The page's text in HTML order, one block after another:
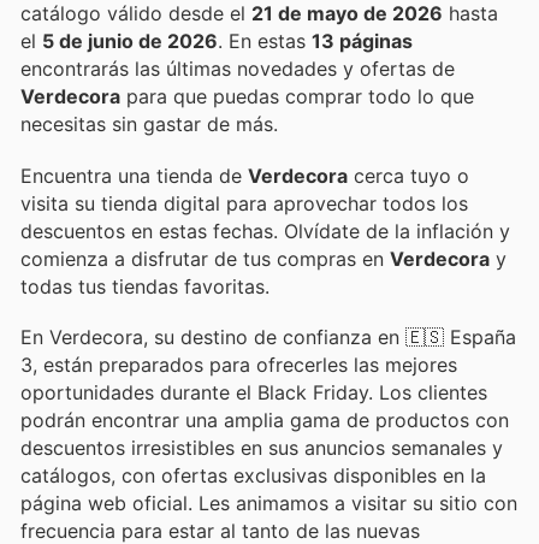
catálogo válido desde el 21 de mayo de 2026 hasta
el 5 de junio de 2026 . En estas 13 páginas
encontrarás las últimas novedades y ofertas de
Verdecora para que puedas comprar todo lo que
necesitas sin gastar de más.
Encuentra una tienda de Verdecora cerca tuyo o
visita su tienda digital para aprovechar todos los
descuentos en estas fechas. Olvídate de la inflación y
comienza a disfrutar de tus compras en Verdecora y
todas tus tiendas favoritas.
En Verdecora, su destino de confianza en 🇪🇸 España
3, están preparados para ofrecerles las mejores
oportunidades durante el Black Friday. Los clientes
podrán encontrar una amplia gama de productos con
descuentos irresistibles en sus anuncios semanales y
catálogos, con ofertas exclusivas disponibles en la
página web oficial. Les animamos a visitar su sitio con
frecuencia para estar al tanto de las nuevas